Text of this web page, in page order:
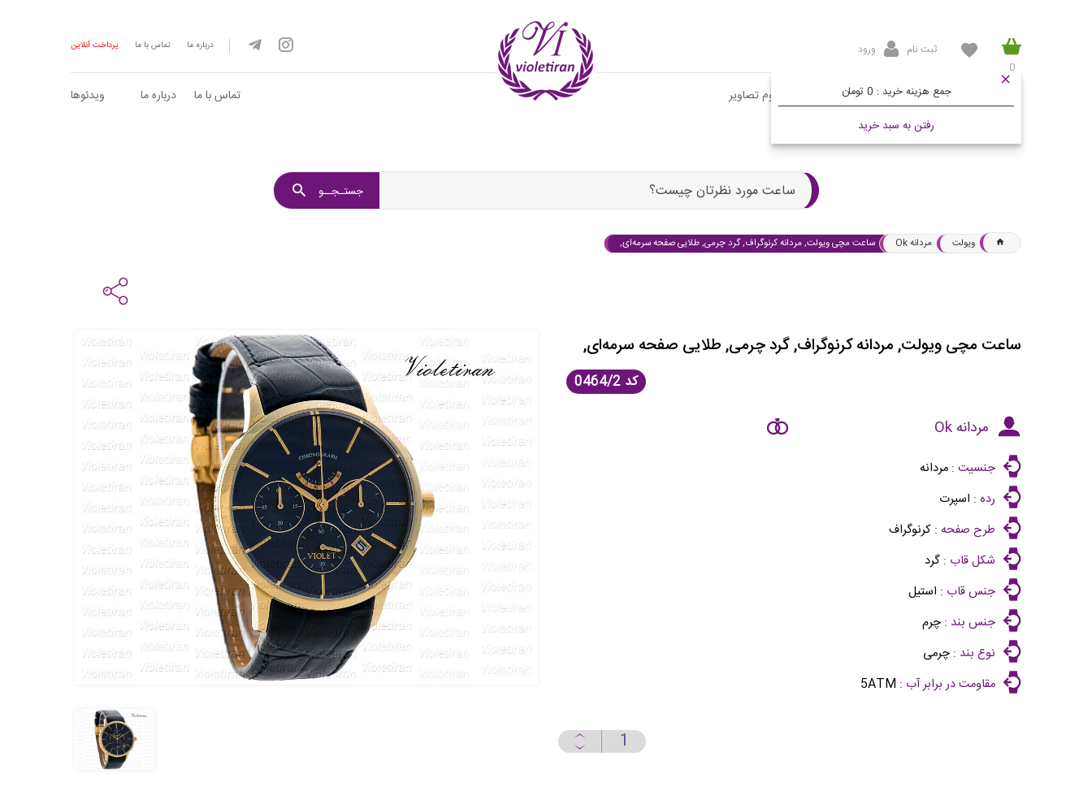
0
جمع هزینه خرید :
رفتن به سبد خرید
ثبت نام ورود پرداخت آنلاین تماس با ما درباره ما
محصولات مقالات آلبوم تصاویر ویدئوها درباره ما تماس با ما
جستـجــو ساعت مورد نظرتان چیست؟
ویولت مردانه Ok ساعت مچی ویولت, مردانه کرنوگراف, گرد چرمی, طلایی صفحه سرمه‌ای,
ساعت مچی ویولت, مردانه کرنوگراف, گرد چرمی, طلایی صفحه سرمه‌ای,
کد
مردانه Ok
جنسیت : مردانه
رده : اسپرت
طرح صفحه : کرنوگراف
شکل قاب : گرد
جنس قاب : استیل
جنس بند : چرم
نوع بند : چرمی
مقاومت در برابر آب : 5ATM